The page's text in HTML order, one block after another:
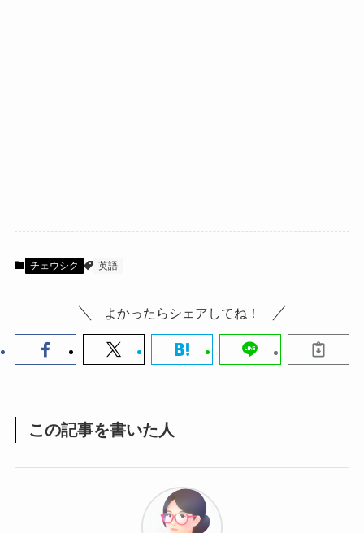
チェウシク 英語
よかったらシェアしてね！
この記事を書いた人